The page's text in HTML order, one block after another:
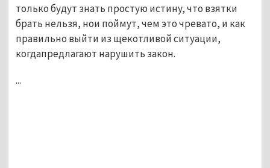
только будут знать простую истину, что взятки
брать нельзя, нои поймут, чем это чревато, и как
правильно выйти из щекотливой ситуации,
когдапредлагают нарушить закон.
...